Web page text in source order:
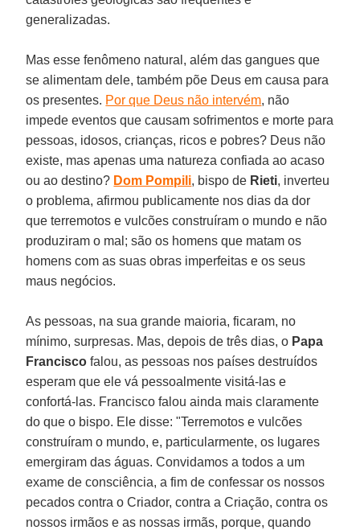
generalizadas.
Mas esse fenômeno natural, além das gangues que
se alimentam dele, também põe Deus em causa para
os presentes. Por que Deus não intervém, não
impede eventos que causam sofrimentos e morte para
pessoas, idosos, crianças, ricos e pobres? Deus não
existe, mas apenas uma natureza confiada ao acaso
ou ao destino? Dom Pompili, bispo de Rieti, inverteu
o problema, afirmou publicamente nos dias da dor
que terremotos e vulcões construíram o mundo e não
produziram o mal; são os homens que matam os
homens com as suas obras imperfeitas e os seus
maus negócios.
As pessoas, na sua grande maioria, ficaram, no
mínimo, surpresas. Mas, depois de três dias, o Papa
Francisco falou, as pessoas nos países destruídos
esperam que ele vá pessoalmente visitá-las e
confortá-las. Francisco falou ainda mais claramente
do que o bispo. Ele disse: "Terremotos e vulcões
construíram o mundo, e, particularmente, os lugares
emergiram das águas. Convidamos a todos a um
exame de consciência, a fim de confessar os nossos
pecados contra o Criador, contra a Criação, contra os
nossos irmãos e as nossas irmãs, porque, quando